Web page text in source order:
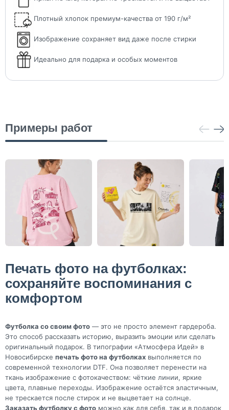
Плотный хлопок премиум-качества от 190 г/м²
Изображение сохраняет вид даже после стирки
Идеально для подарка и особых моментов
Примеры работ
Печать фото на футболках:
сохраняйте воспоминания с
комфортом
Футболка со своим фото — это не просто элемент гардероба.
Это способ рассказать историю, выразить эмоции или сделать
оригинальный подарок. В типографии «Атмосфера Идей» в
Новосибирске печать фото на футболках выполняется по
современной технологии DTF. Она позволяет перенести на
ткань изображение с фотокачеством: чёткие линии, яркие
цвета, плавные переходы. Изображение остаётся эластичным,
не трескается после стирок и не выцветает на солнце.
Заказать футболку с фото можно как для себя, так и в подарок